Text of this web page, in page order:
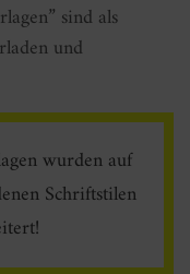
sind als
und
wurden auf
Schriftstilen